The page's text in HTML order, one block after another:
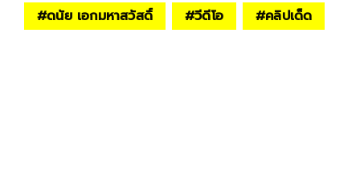
#ดนัย เอกมหาสวัสดิ์ #วีดีโอ #คลิปเด็ด